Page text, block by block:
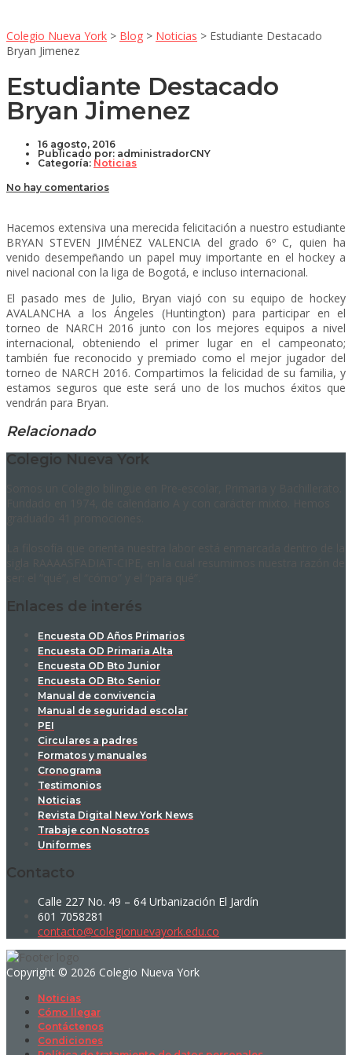
Colegio Nueva York > Blog > Noticias > Estudiante Destacado
Bryan Jimenez
Estudiante Destacado
Bryan Jimenez
16 agosto, 2016
Publicado por: administradorCNY
Categoría: Noticias
No hay comentarios
Hacemos extensiva una merecida felicitación a nuestro estudiante
BRYAN STEVEN JIMÉNEZ VALENCIA del grado 6º C, quien ha
venido desempeñando un papel muy importante en el hockey a
nivel nacional con la liga de Bogotá, e incluso internacional.
El pasado mes de Julio, Bryan viajó con su equipo de hockey
AVALANCHA a los Ángeles (Huntington) para participar en el
torneo de NARCH 2016 junto con los mejores equipos a nivel
internacional, obteniendo el primer lugar en el campeonato;
también fue reconocido y premiado como el mejor jugador del
torneo de NARCH 2016. Compartimos la felicidad de su familia, y
estamos seguros que este será uno de los muchos éxitos que
vendrán para Bryan.
Relacionado
Colegio Nueva York
Enlaces de interés
Encuesta OD Años Primarios
Encuesta OD Primaria Alta
Encuesta OD Bto Junior
Encuesta OD Bto Senior
Manual de convivencia
Manual de seguridad escolar
PEI
Circulares a padres
Formatos y manuales
Cronograma
Testimonios
Noticias
Revista Digital New York News
Trabaje con Nosotros
Uniformes
Contacto
Calle 227 No. 49 – 64 Urbanización El Jardín
601 7058281
contacto@colegionuevayork.edu.co
Copyright © 2026 Colegio Nueva York
Noticias
Cómo llegar
Contáctenos
Condiciones